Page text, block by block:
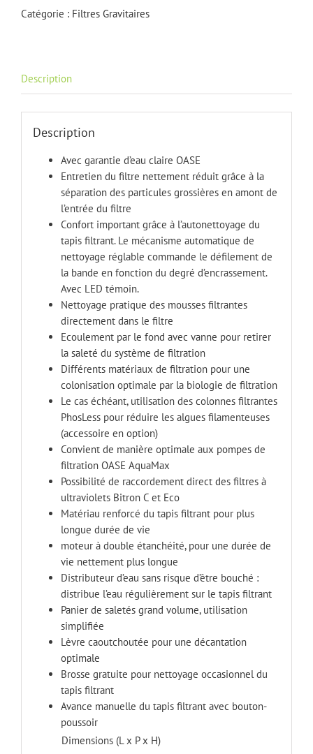
140000
Catégorie : Filtres Gravitaires
Description
Description
Avec garantie d’eau claire OASE
Entretien du filtre nettement réduit grâce à la
séparation des particules grossières en amont de
l’entrée du filtre
Confort important grâce à l’autonettoyage du
tapis filtrant. Le mécanisme automatique de
nettoyage réglable commande le défilement de
la bande en fonction du degré d’encrassement.
Avec LED témoin.
Nettoyage pratique des mousses filtrantes
directement dans le filtre
Ecoulement par le fond avec vanne pour retirer
la saleté du système de filtration
Différents matériaux de filtration pour une
colonisation optimale par la biologie de filtration
Le cas échéant, utilisation des colonnes filtrantes
PhosLess pour réduire les algues filamenteuses
(accessoire en option)
Convient de manière optimale aux pompes de
filtration OASE AquaMax
Possibilité de raccordement direct des filtres à
ultraviolets Bitron C et Eco
Matériau renforcé du tapis filtrant pour plus
longue durée de vie
moteur à double étanchéité, pour une durée de
vie nettement plus longue
Distributeur d’eau sans risque d’être bouché :
distribue l’eau régulièrement sur le tapis filtrant
Panier de saletés grand volume, utilisation
simplifiée
Lèvre caoutchoutée pour une décantation
optimale
Brosse gratuite pour nettoyage occasionnel du
tapis filtrant
Avance manuelle du tapis filtrant avec bouton-
poussoir
Dimensions (L x P x H)